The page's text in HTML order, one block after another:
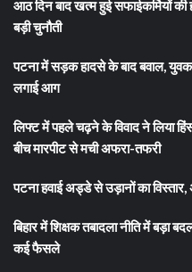
आठ दिन बाद खत्म हुई सफाईकर्मियों
बड़ी चुनौती
पटना में सड़क हादसे के बाद बवाल,
लगाई आग
लिफ्ट में पहले चढ़ने के विवाद ने लिया
बीच मारपीट से मची अफरा-तफरी
पटना हवाई अड्डे से उड़ानों का विस्तार,
बिहार में शिक्षक तबादला नीति में बड़ा
कई फैसले